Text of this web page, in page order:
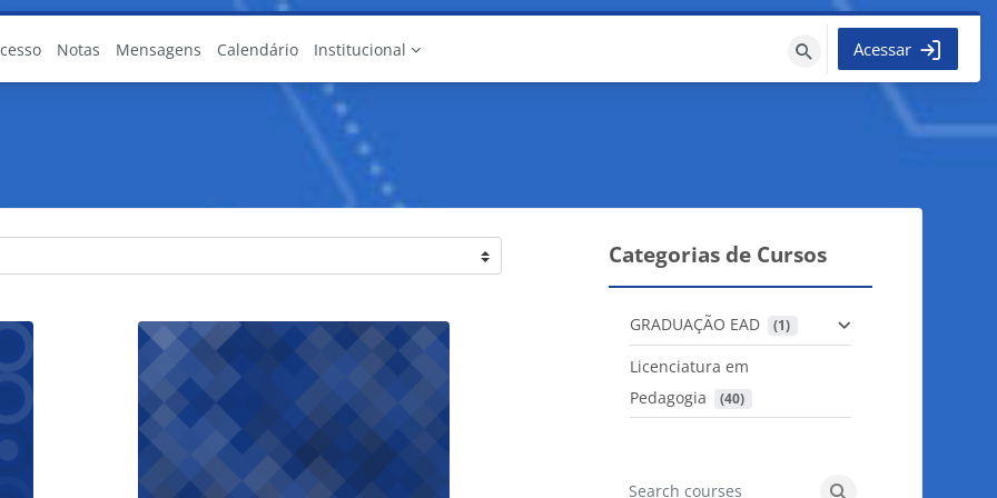
Notas Mensagens Calendário Institucional
Buscar
cursos
Acessar
Categorias de Cursos
GRADUAÇÃO EAD (1)
Licenciatura em
Pedagogia
(40)